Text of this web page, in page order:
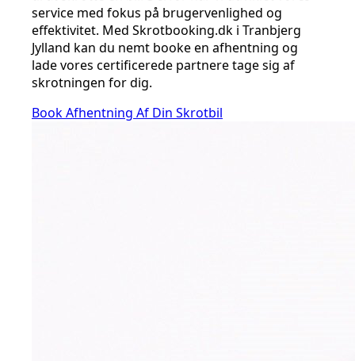
service med fokus på brugervenlighed og
effektivitet. Med Skrotbooking.dk i Tranbjerg
Jylland kan du nemt booke en afhentning og
lade vores certificerede partnere tage sig af
skrotningen for dig.
Book Afhentning Af Din Skrotbil